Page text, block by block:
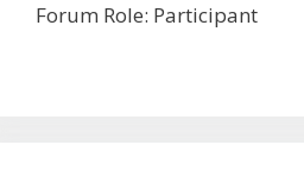
Forum Role: Participant